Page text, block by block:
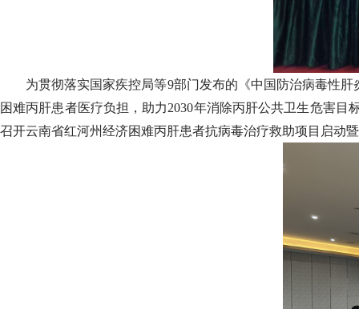
为贯彻落实国家疾控局等9部门发布的《中国防治病毒性
困难丙肝患者医疗负担，助力2030年消除丙肝公共卫生危害
召开云南省红河州经济困难丙肝患者抗病毒治疗救助项目启动